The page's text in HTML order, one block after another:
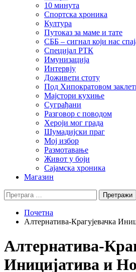
10 минута
Спортска хроника
Култура
Путоказ за маме и тате
СББ – сигнал који нас
Специјал РТК
Имунизација
Интервју
Доживети стоту
Под Хипократовом
Мајстори кухиње
Суграђани
Разговор с поводом
Хероји мог града
Шумадијски праг
Мој избор
Размотавање
Живот у боји
Сајамска хроника
Магазин
Претрага
за:
Почетна
Алтернатива-Крагујевачка
Алтернатива-
Иницијатива и